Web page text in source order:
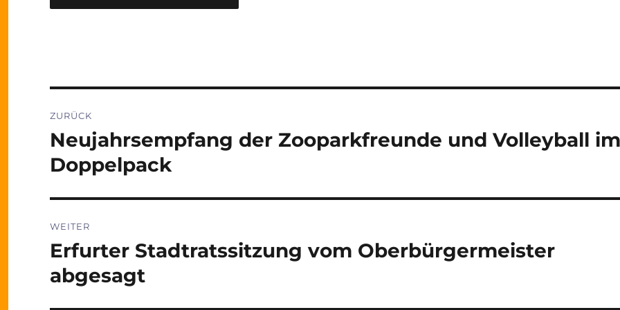
ZURÜCK
Vorheriger
Beitrag:
Neujahrsempfang der Zooparkfreunde und Volleyball im
Doppelpack
WEITER
Nächster
Beitrag:
Erfurter Stadtratssitzung vom Oberbürgermeister
abgesagt